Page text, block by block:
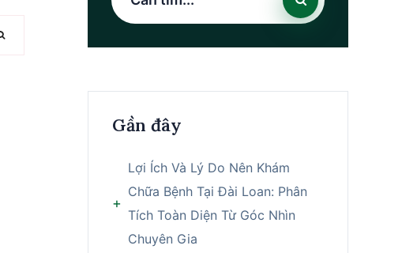
Gần đây
Lợi Ích Và Lý Do Nên Khám
Chữa Bệnh Tại Đài Loan: Phân
Tích Toàn Diện Từ Góc Nhìn
Chuyên Gia